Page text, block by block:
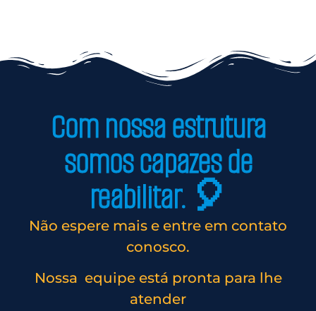
Com nossa estrutura
somos capazes de
reabilitar. 🎈
Não espere mais e entre em contato
conosco.
Nossa equipe está pronta para lhe
atender